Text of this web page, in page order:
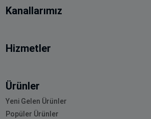
Kanallarımız
Hizmetler
Ürünler
Yeni Gelen Ürünler
Popüler Ürünler